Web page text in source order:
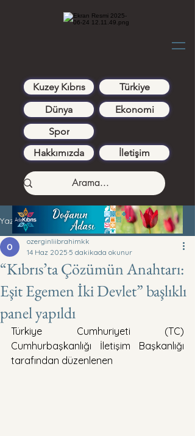
Kuzey Kıbrıs
Türkiye
Dünya
Ekonomi
Spor
Hakkımızda
İletişim
Yazı
“Kıbrıs’ta Çözümün Anahtarı:
Eşit Egemen İki Devlet” başlıklı
panel yapıldı
ozerginliibrahimkk
14 Haz 2025 5 dakikada okunur
Türkiye Cumhuriyeti (TC)
Cumhurbaşkanlığı İletişim Başkanlığı
tarafından düzenlenen